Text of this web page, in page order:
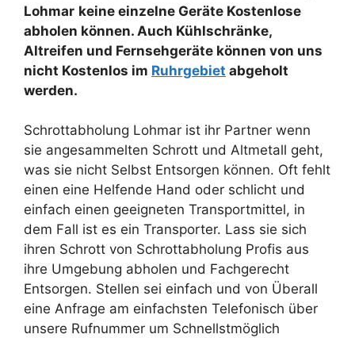
Lohmar keine einzelne Geräte Kostenlose
abholen können. Auch Kühlschränke,
Altreifen und Fernsehgeräte können von uns
nicht Kostenlos im Ruhrgebiet abgeholt
werden.
Schrottabholung Lohmar ist ihr Partner wenn
sie angesammelten Schrott und Altmetall geht,
was sie nicht Selbst Entsorgen können. Oft fehlt
einen eine Helfende Hand oder schlicht und
einfach einen geeigneten Transportmittel, in
dem Fall ist es ein Transporter. Lass sie sich
ihren Schrott von Schrottabholung Profis aus
ihre Umgebung abholen und Fachgerecht
Entsorgen. Stellen sei einfach und von Überall
eine Anfrage am einfachsten Telefonisch über
unsere Rufnummer um Schnellstmöglich